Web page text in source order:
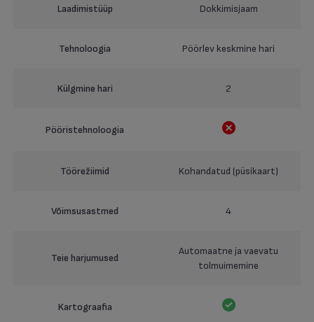
Laadimistüüp Dokkimisjaam
Tehnoloogia Pöörlev keskmine hari
Külgmine hari 2
Pööristehnoloogia
Töörežiimid Kohandatud (püsikaart)
Võimsusastmed 4
Teie harjumused
Automaatne ja vaevatu
tolmuimemine
Kartograafia